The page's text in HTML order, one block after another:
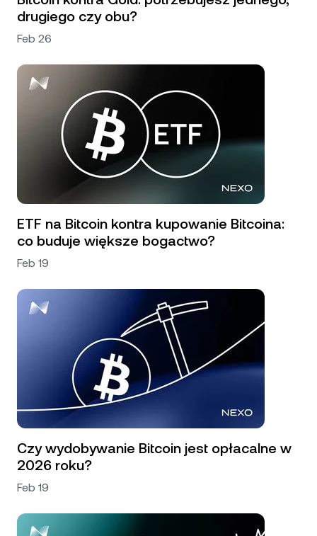
drugiego czy obu?
Feb 26
ETF na Bitcoin kontra kupowanie Bitcoina:
co buduje większe bogactwo?
Feb 19
Czy wydobywanie Bitcoin jest opłacalne w
2026 roku?
Feb 19